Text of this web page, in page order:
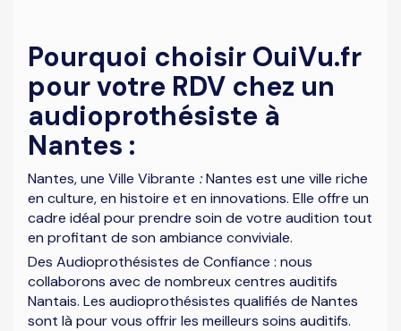
Pourquoi choisir OuiVu.fr
pour votre RDV chez un
audioprothésiste à
Nantes :
Nantes, une Ville Vibrante :Nantes est une ville riche
en culture, en histoire et en innovations. Elle offre un
cadre idéal pour prendre soin de votre audition tout
en profitant de son ambiance conviviale.
Des Audioprothésistes de Confiance : nous
collaborons avec de nombreux centres auditifs
Nantais. Les audioprothésistes qualifiés de Nantes
sont là pour vous offrir les meilleurs soins auditifs.